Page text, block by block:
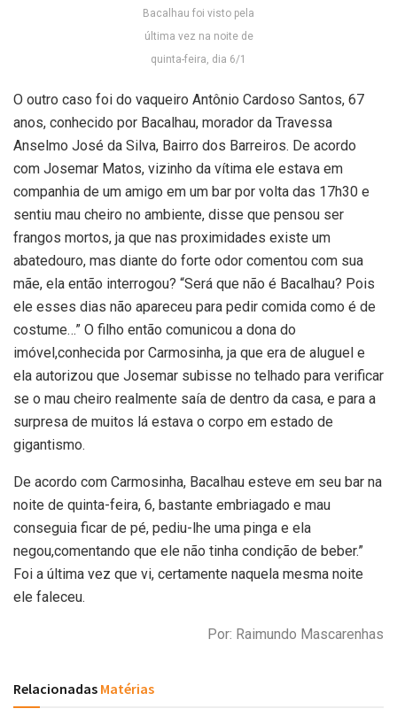
Bacalhau foi visto pela
última vez na noite de
quinta-feira, dia 6/1
O outro caso foi do vaqueiro Antônio Cardoso Santos, 67
anos, conhecido por Bacalhau, morador da Travessa
Anselmo José da Silva, Bairro dos Barreiros. De acordo
com Josemar Matos, vizinho da vítima ele estava em
companhia de um amigo em um bar por volta das 17h30 e
sentiu mau cheiro no ambiente, disse que pensou ser
frangos mortos, ja que nas proximidades existe um
abatedouro, mas diante do forte odor comentou com sua
mãe, ela então interrogou? “Será que não é Bacalhau? Pois
ele esses dias não apareceu para pedir comida como é de
costume…” O filho então comunicou a dona do
imóvel,conhecida por Carmosinha, ja que era de aluguel e
ela autorizou que Josemar subisse no telhado para verificar
se o mau cheiro realmente saía de dentro da casa, e para a
surpresa de muitos lá estava o corpo em estado de
gigantismo.
De acordo com Carmosinha, Bacalhau esteve em seu bar na
noite de quinta-feira, 6, bastante embriagado e mau
conseguia ficar de pé, pediu-lhe uma pinga e ela
negou,comentando que ele não tinha condição de beber.”
Foi a última vez que vi, certamente naquela mesma noite
ele faleceu.
Por: Raimundo Mascarenhas
Relacionadas Matérias